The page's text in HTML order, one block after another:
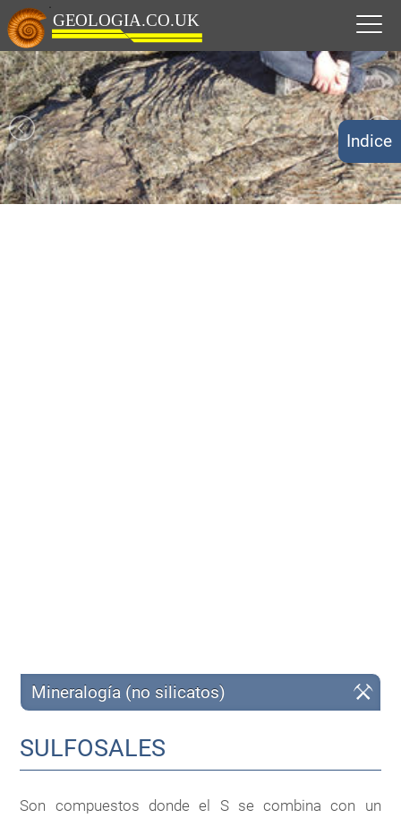
Mineralogía (no silicatos)
SULFOSALES
Son compuestos donde el S se combina con un
Indice